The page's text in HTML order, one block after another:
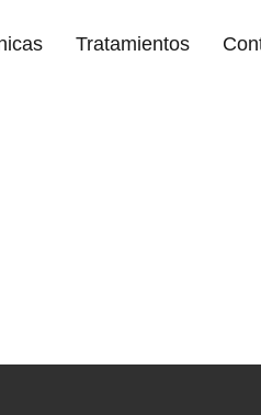
Tratamientos